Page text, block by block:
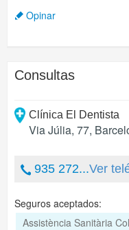
Opinar
Consultas
Clínica El Dentista
Via Júlia, 77,
935 272...Ver
Seguros aceptados:
Assistència Sanitària